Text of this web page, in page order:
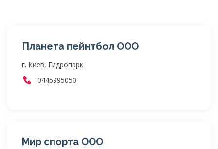
Планета пейнтбол ООО
г. Киев, Гидропарк
0445995050
Мир спорта ООО